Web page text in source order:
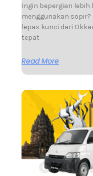
Ingin bepergian
menggunakan sopir?
lepas kunci dari
tepat
Read More